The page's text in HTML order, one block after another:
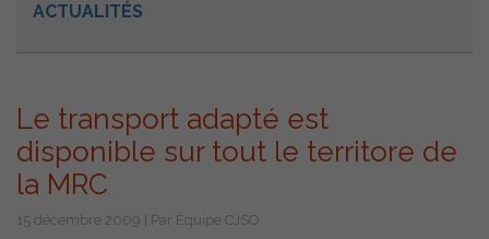
ACTUALITÉS
Le transport adapté est
disponible sur tout le territore de
la MRC
15 décembre 2009 | Par Équipe CJSO